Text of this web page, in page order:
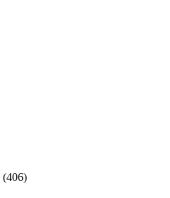
(406)